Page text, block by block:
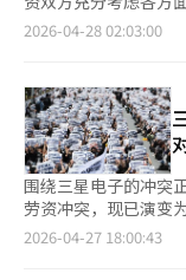
系统翻译与编辑。
是韩国唯一保持竞争
会要求取消现有的
分配为绩效奖金。如
全面罢工。金部长强
人的努力，还涉及众
半导体生态系统。他
巨大影响。关于石油
想，但在非常时期是
价稳定后尽早结束该
2026-04-28 02:03:00
围绕三星电子的冲突
劳资冲突，现已演变
股东团体也计划在同
2026-04-27 18:00:43